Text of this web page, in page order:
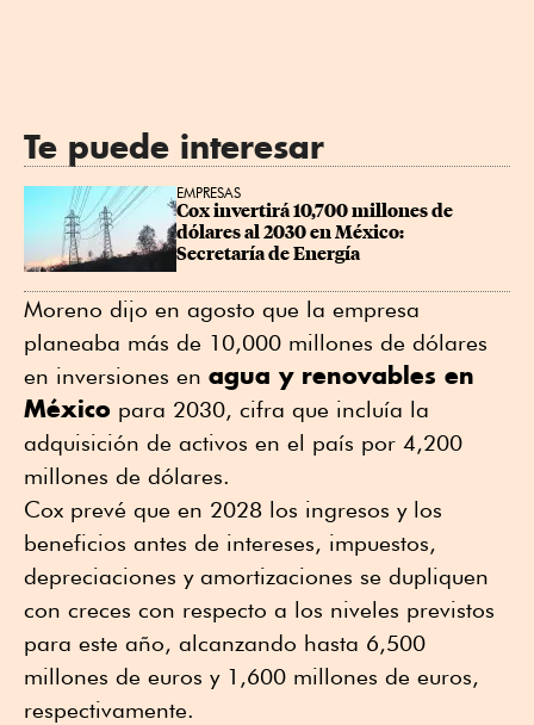
Te puede interesar
EMPRESAS
Cox invertirá 10,700 millones de
dólares al 2030 en México:
Secretaría de Energía
Moreno dijo en agosto que la empresa
planeaba más de 10,000 millones de dólares
en inversiones en agua y renovables en
México para 2030, cifra que incluía la
adquisición de activos en el país por 4,200
millones de dólares.
Cox prevé que en 2028 los ingresos y los
beneficios antes de intereses, impuestos,
depreciaciones y amortizaciones se dupliquen
con creces con respecto a los niveles previstos
para este año, alcanzando hasta 6,500
millones de euros y 1,600 millones de euros,
respectivamente.